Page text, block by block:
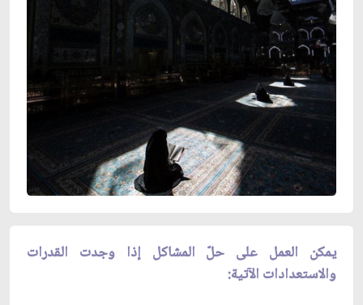
يمكن العمل على حلّ المشاكل إذا وجدت القدرات
والاستعدادات الآتية: